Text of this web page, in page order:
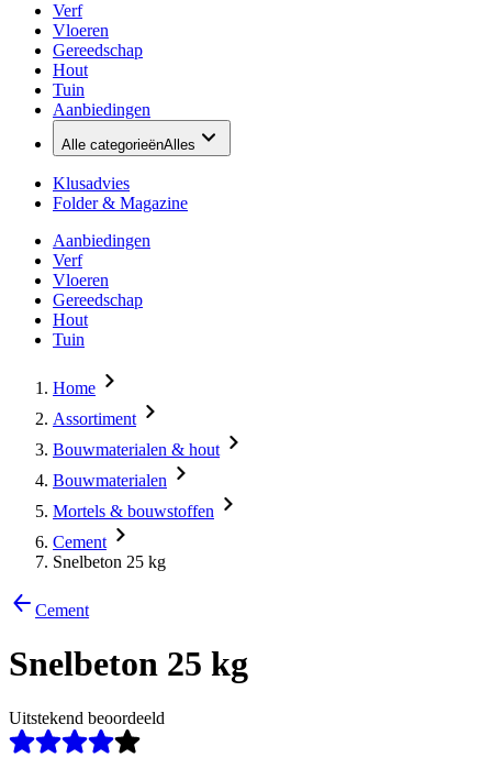
Verf
Vloeren
Gereedschap
Hout
Tuin
Aanbiedingen
Alle categorieënAlles
Klusadvies
Folder & Magazine
Aanbiedingen
Verf
Vloeren
Gereedschap
Hout
Tuin
Home
Assortiment
Bouwmaterialen & hout
Bouwmaterialen
Mortels & bouwstoffen
Cement
Snelbeton 25 kg
Cement
Snelbeton 25 kg
Uitstekend beoordeeld